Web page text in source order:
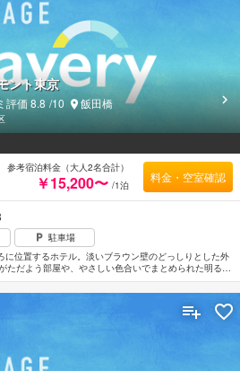
駐車場
位置するホテル。淡いブラウン壁のどっしりとした外
ただよう部屋や、やさしい色合いでまとめられた明るい
ま。ホテルのベーカリーはオリジナルのブレッドやホテ
よび日本武道館へはそれぞれ徒歩約10～15分程度。羽
ント東京
評価8.8 /10 飯田橋
参考宿泊料金（大人2名合計）
￥15,200〜 /1泊
料金・空室確認